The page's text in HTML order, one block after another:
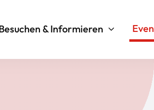
& Informieren